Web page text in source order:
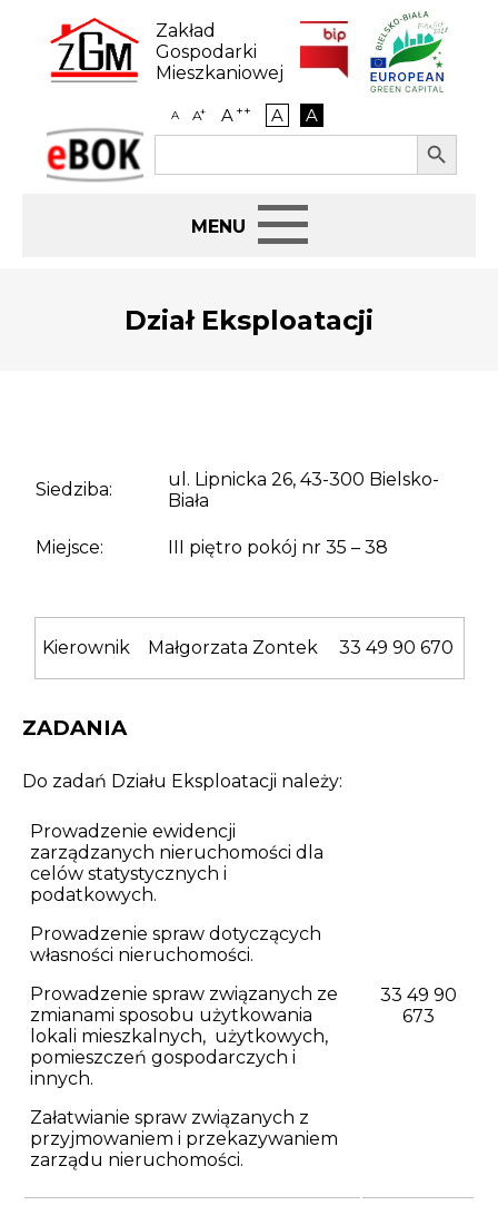
content
Zakład
Gospodarki
Mieszkaniowej
A A+ A++ A A
eBOK
Search
Search Button
BIP
Opłaty i rozliczenia
Działania antysmogowe
Remonty budynków
Zamówienia publiczne
Nowości
Dział Eksploatacji
Siedziba:
ul. Lipnicka 26, 43-300 Bielsko-
Biała
Miejsce: III piętro pokój nr 35 – 38
Kierownik Małgorzata Zontek 33 49 90 670
ZADANIA
Do zadań Działu Eksploatacji należy:
Prowadzenie ewidencji
zarządzanych nieruchomości dla
celów statystycznych i
podatkowych.
Prowadzenie spraw dotyczących
własności nieruchomości.
Prowadzenie spraw związanych ze
zmianami sposobu użytkowania
lokali mieszkalnych, użytkowych,
pomieszczeń gospodarczych i
innych.
Załatwianie spraw związanych z
przyjmowaniem i przekazywaniem
zarządu nieruchomości.
33 49 90
673